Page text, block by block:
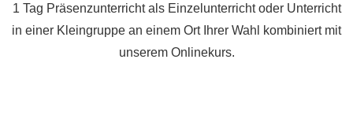
1 Tag Präsenzunterricht als Einzelunterricht oder Unterricht
in einer Kleingruppe an einem Ort Ihrer Wahl kombiniert mit
unserem Onlinekurs.